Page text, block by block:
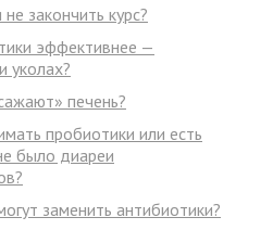
закончить курс?
эффективнее —
уколах?
печень?
пробиотики или есть
было диареи
заменить антибиотики?